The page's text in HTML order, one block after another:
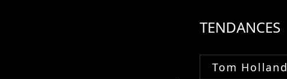
TENDANCES
Tom Holland